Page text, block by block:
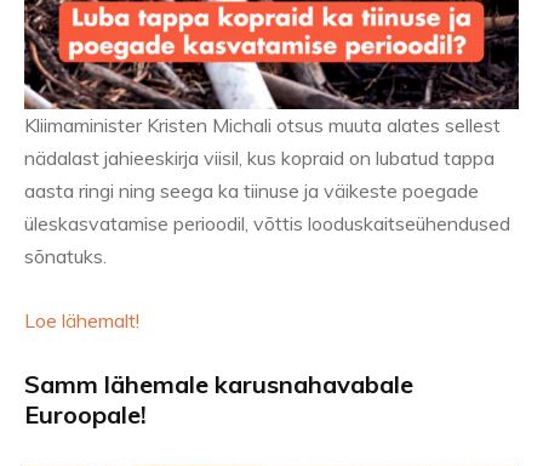
Kliimaminister Kristen Michali otsus muuta alates sellest
nädalast jahieeskirja viisil, kus kopraid on lubatud tappa
aasta ringi ning seega ka tiinuse ja väikeste poegade
üleskasvatamise perioodil, võttis looduskaitseühendused
sõnatuks.
Loe lähemalt!
Samm lähemale karusnahavabale
Euroopale!